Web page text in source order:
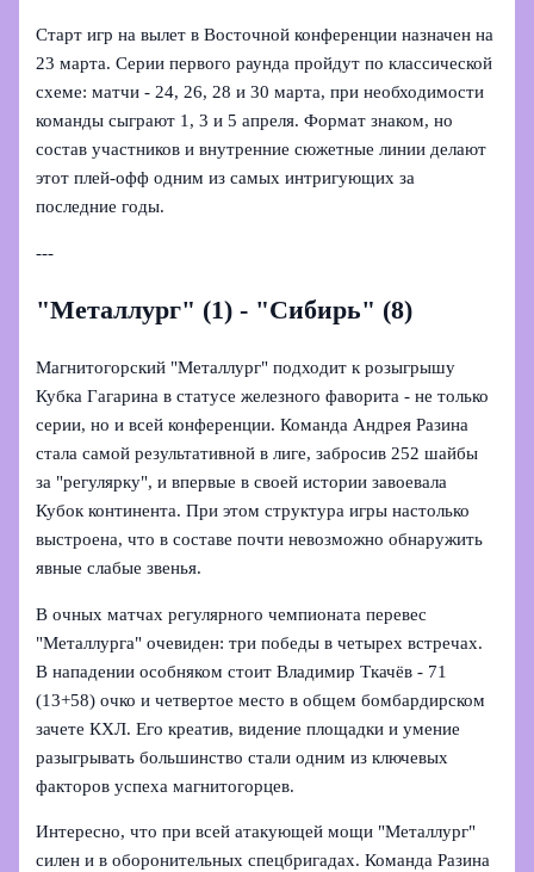
Старт игр на вылет в Восточной конференции назначен на
23 марта. Серии первого раунда пройдут по классической
схеме: матчи - 24, 26, 28 и 30 марта, при необходимости
команды сыграют 1, 3 и 5 апреля. Формат знаком, но
состав участников и внутренние сюжетные линии делают
этот плей-офф одним из самых интригующих за
последние годы.
---
"Металлург" (1) - "Сибирь" (8)
Магнитогорский "Металлург" подходит к розыгрышу
Кубка Гагарина в статусе железного фаворита - не только
серии, но и всей конференции. Команда Андрея Разина
стала самой результативной в лиге, забросив 252 шайбы
за "регулярку", и впервые в своей истории завоевала
Кубок континента. При этом структура игры настолько
выстроена, что в составе почти невозможно обнаружить
явные слабые звенья.
В очных матчах регулярного чемпионата перевес
"Металлурга" очевиден: три победы в четырех встречах.
В нападении особняком стоит Владимир Ткачёв - 71
(13+58) очко и четвертое место в общем бомбардирском
зачете КХЛ. Его креатив, видение площадки и умение
разыгрывать большинство стали одним из ключевых
факторов успеха магнитогорцев.
Интересно, что при всей атакующей мощи "Металлург"
силен и в оборонительных спецбригадах. Команда Разина